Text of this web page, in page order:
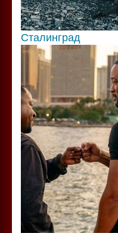
Сталинград